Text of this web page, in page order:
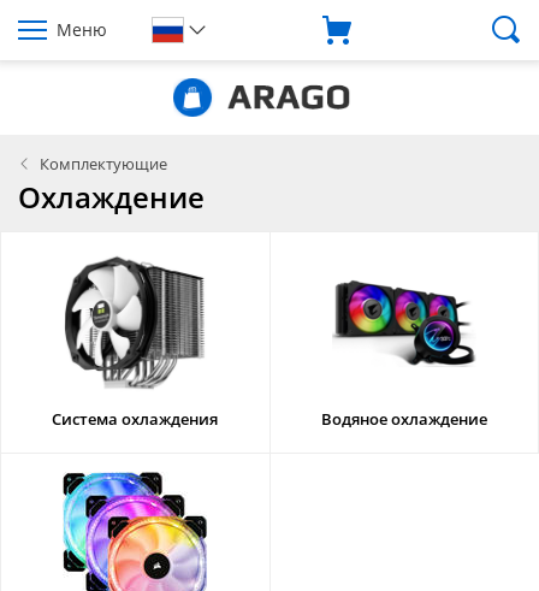
Меню
Комплектующие
Охлаждение
Система охлаждения Водяное охлаждение